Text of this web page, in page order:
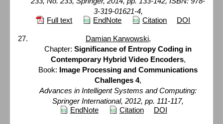
3-319-01621-4,
Full text
EndNote Citation DOI
Damian Karwowski,
Chapter:Significance of Entropy Coding in
Contemporary Hybrid Video Encoders,
Book: Image Processing and Communications
Challenges 4,
Advances in Intelligent Systems and Computing:
Springer International, 2012, pp. 111-117,
EndNote
Citation DOI